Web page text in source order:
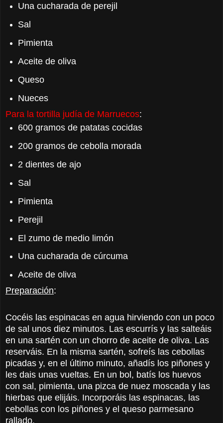
Una cucharada de perejil
Sal
Pimienta
Aceite de oliva
Queso
Nueces
Para la tortilla judía de Marruecos:
600 gramos de patatas cocidas
200 gramos de cebolla morada
2 dientes de ajo
Sal
Pimienta
Perejil
El zumo de medio limón
Una cucharada de cúrcuma
Aceite de oliva
Preparación:
Cocéis las espinacas en agua hirviendo con un poco
de sal unos diez minutos. Las escurrís y las salteáis
en una sartén con un chorro de aceite de oliva. Las
reserváis. En la misma sartén, sofreís las cebollas
picadas y, en el último minuto, añadís los piñones y
les dais unas vueltas. En un bol, batís los huevos
con sal, pimienta, una pizca de nuez moscada y las
hierbas que elijáis. Incorporáis las espinacas, las
cebollas con los piñones y el queso parmesano
rallado.